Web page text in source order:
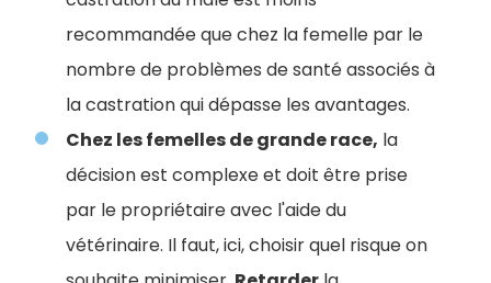
recommandée que chez la femelle par le
nombre de problèmes de santé associés à
la castration qui dépasse les avantages.
Chez les femelles de grande race, la
décision est complexe et doit être prise
par le propriétaire avec l'aide du
vétérinaire. Il faut, ici, choisir quel risque on